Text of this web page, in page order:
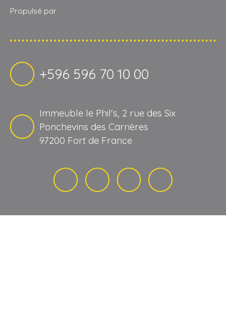
Propulsé par
+596 596 70 10 00
Immeuble le Phil's, 2 rue des Six
Ponchevins des Carrières
97200 Fort de France